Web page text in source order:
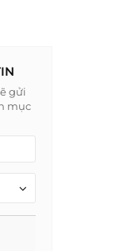
gửi
mục